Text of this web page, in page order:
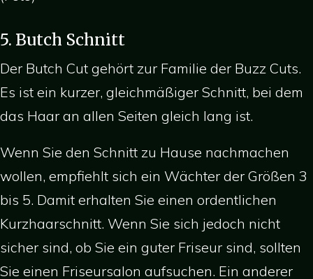
5. Butch Schnitt
Der Butch Cut gehört zur Familie der Buzz Cuts.
Es ist ein kurzer, gleichmäßiger Schnitt, bei dem
das Haar an allen Seiten gleich lang ist.
Wenn Sie den Schnitt zu Hause nachmachen
wollen, empfiehlt sich ein Wächter der Größen 3
bis 5. Damit erhalten Sie einen ordentlichen
Kurzhaarschnitt. Wenn Sie sich jedoch nicht
sicher sind, ob Sie ein guter Friseur sind, sollten
Sie einen Friseursalon aufsuchen. Ein anderer